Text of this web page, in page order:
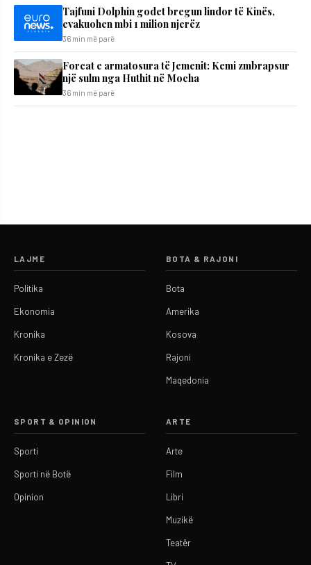
Tajfuni Dolphin godet bregun lindor të Kinës,
evakuohen mbi 1 milion njerëz
36 min më parë
Forcat e armatosura të Jemenit: Kemi zmbrapsur
një sulm nga Huthit në Mocha
36 min më parë
LAJME
Politika
Ekonomia
Kronika
Kronika e Zezë
BOTA & RAJONI
Bota
Amerika
Kosova
Rajoni
Maqedonia
SPORT & OPINION
Sporti
Sporti në Botë
Opinion
ARTE
Arte
Film
Libri
Muzikë
Teatër